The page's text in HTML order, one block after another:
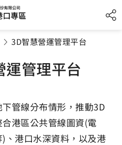
3D智慧營運管理平台
運管理平台
管線分布情形，推動3D
港區公共管線圖資(電
、港口水深資料，以及港